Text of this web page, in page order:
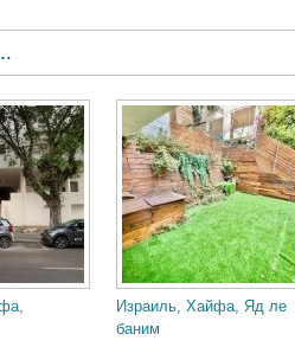
Израиль, Хайфа, Яд ле
баним